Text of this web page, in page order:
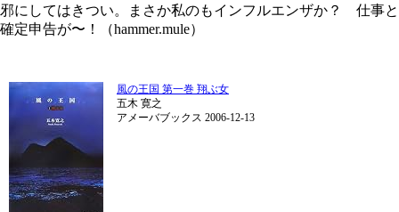
邪にしてはきつい。まさか私のもインフルエンザか？ 仕事と
確定申告が〜！（hammer.mule）
風の王国 第一巻 翔ぶ女
五木 寛之
アメーバブックス 2006-12-13